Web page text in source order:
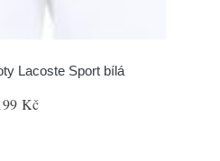
Lacoste Sport bílá
Kč